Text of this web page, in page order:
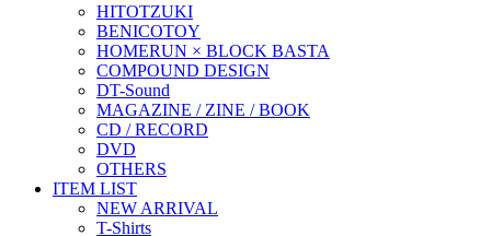
HITOTZUKI
BENICOTOY
HOMERUN × BLOCK BASTA
COMPOUND DESIGN
DT-Sound
MAGAZINE / ZINE / BOOK
CD / RECORD
DVD
OTHERS
ITEM LIST
NEW ARRIVAL
T-Shirts